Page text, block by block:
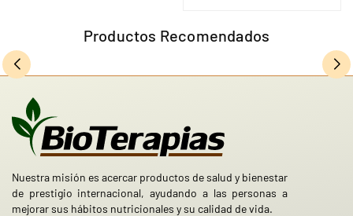
Productos Recomendados
Nuestra misión es acercar productos de salud y bienestar
de prestigio internacional, ayudando a las personas a
mejorar sus hábitos nutricionales y su calidad de vida.